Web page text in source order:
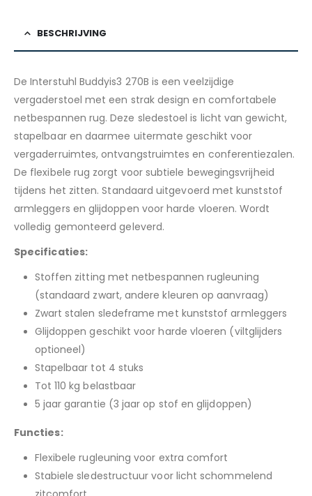
BESCHRIJVING
De Interstuhl Buddyis3 270B is een veelzijdige
vergaderstoel met een strak design en comfortabele
netbespannen rug. Deze sledestoel is licht van gewicht,
stapelbaar en daarmee uitermate geschikt voor
vergaderruimtes, ontvangstruimtes en conferentiezalen.
De flexibele rug zorgt voor subtiele bewegingsvrijheid
tijdens het zitten. Standaard uitgevoerd met kunststof
armleggers en glijdoppen voor harde vloeren. Wordt
volledig gemonteerd geleverd.
Specificaties:
Stoffen zitting met netbespannen rugleuning
(standaard zwart, andere kleuren op aanvraag)
Zwart stalen sledeframe met kunststof armleggers
Glijdoppen geschikt voor harde vloeren (viltglijders
optioneel)
Stapelbaar tot 4 stuks
Tot 110 kg belastbaar
5 jaar garantie (3 jaar op stof en glijdoppen)
Functies:
Flexibele rugleuning voor extra comfort
Stabiele sledestructuur voor licht schommelend